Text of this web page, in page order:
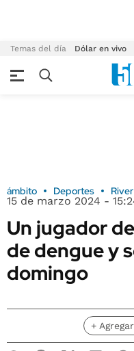
Temas del día Dólar en vivo
ámbito Deportes
15 de marzo 2024 -
Un jugador
de dengue y
domingo
+